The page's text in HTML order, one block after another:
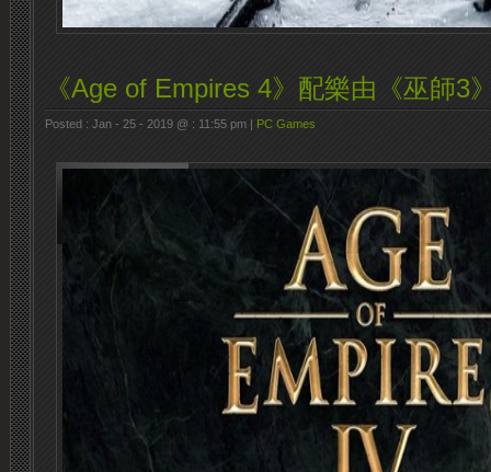
《Age of Empires 4》配樂由《巫師3
Posted : Jan - 25 - 2019 @ : 11:55 pm | PC Games